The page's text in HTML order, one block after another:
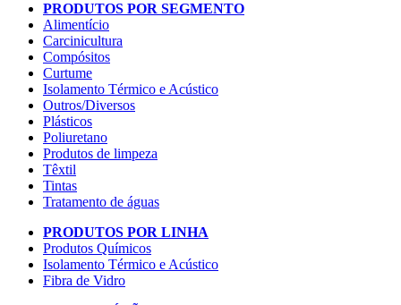
PRODUTOS POR SEGMENTO
Alimentício
Carcinicultura
Compósitos
Curtume
Isolamento Térmico e Acústico
Outros/Diversos
Plásticos
Poliuretano
Produtos de limpeza
Têxtil
Tintas
Tratamento de águas
PRODUTOS POR LINHA
Produtos Químicos
Isolamento Térmico e Acústico
Fibra de Vidro